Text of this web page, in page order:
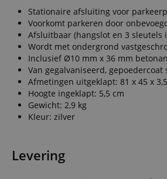
Stationaire afsluiting voor
Voorkomt parkeren door
Afsluitbaar (hangslot en 3 sleutels
Wordt met ondergrond
Inclusief Ø10 mm x 36 mm
Van gegalvaniseerd, gepoedercoat
Afmetingen uitgeklapt: 81 x 45 x
Hoogte ingeklapt: 5,5 cm
Gewicht: 2,9 kg
Kleur: zilver
Levering